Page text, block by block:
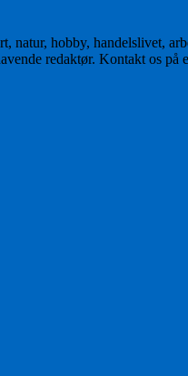
natur, hobby, handelslivet,
redaktør. Kontakt os